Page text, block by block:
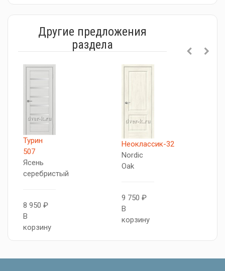
Другие предложения
раздела
Турин
507
Ясень
серебристый
8 950 ₽
В
корзину
Неоклассик-32
Nordic
Oak
9 750 ₽
В
корзину